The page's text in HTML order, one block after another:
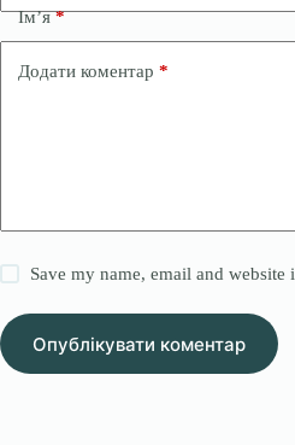
Ім’я*
Додати коментар *
Save my name, email and
Опублікувати коментар